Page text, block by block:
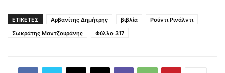
ΕΤΙΚΕΤΕΣ Αρβανίτης Δημήτρης βιβλία
Ρούντι Ρινάλντι
Σωκράτης Μαντζουράνης
Φύλλο 317